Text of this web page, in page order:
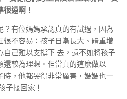
遠啊！
？有位媽媽承認真的有試過，因為
很不容易：孩子日漸長大、體重增
自己難以支撐下 去，還不如將孩子
還較為理想。但當真的這麼做以
時，他都哭得非常厲害，媽媽也一
子接回家！